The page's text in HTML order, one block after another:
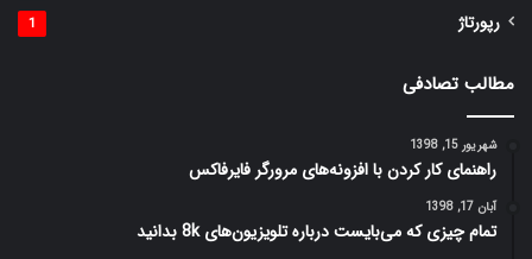
رپورتاژ 1
مطالب تصادفی
شهریور 15, 1398
راهنمای کار کردن با افزونه‌های مرورگر فایرفاکس
آبان 17, 1398
تمام چیزی که می‌بایست درباره تلویزیون‌های 8k بدانید